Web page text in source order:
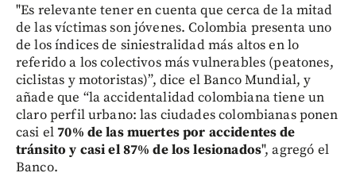
"Es relevante tener en cuenta que cerca de la mitad
de las víctimas son jóvenes. Colombia presenta uno
de los índices de siniestralidad más altos en lo
referido a los colectivos más vulnerables (peatones,
ciclistas y motoristas)”, dice el Banco Mundial, y
añade que “la accidentalidad colombiana tiene un
claro perfil urbano: las ciudades colombianas ponen
casi el70% de las muertes por accidentes de
tránsito y casi el 87% de los lesionados", agregó el
Banco.